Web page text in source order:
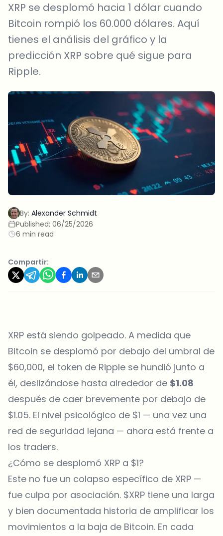
XRP se desplomó hacia 1 dólar cuando
Bitcoin rompió los 60.000 dólares. Aquí
tienes el análisis del gráfico y la
predicción XRP sobre qué sigue para
Ripple.
By: Alexander Schmidt
Published: 06/25/2026
6 min read
Compartir:
XRP está siendo golpeado. A medida que
Bitcoin se desplomó por debajo del umbral de
$60,000, el token de Ripple se hundió junto a
él, deslizándose hasta alrededor de $1.08
después de caer brevemente por debajo de
$1.05. El nivel psicológico de $1 — una vez una
red de seguridad lejana — ahora está frente a
los traders.
¿Cómo se desplomó XRP a $1?
Este no fue un colapso específico de XRP —
fue culpa por asociación. $XRP tiene una larga
y bien documentada historia de amplificar los
movimientos a la baja de Bitcoin. En cada